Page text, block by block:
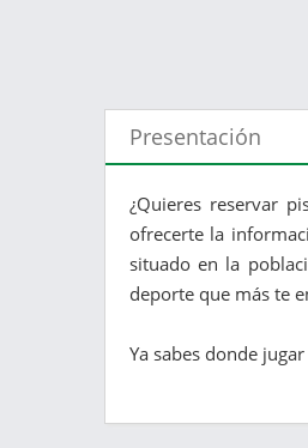
Presentación
¿Quieres reservar
ofrecerte la
situado en la
deporte que más te
Ya sabes donde